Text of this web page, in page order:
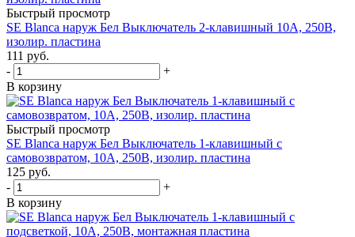
Быстрый просмотр
SE Blanca наруж Бел Выключатель 2-клавишный 10А, 250B,
изолир. пластина
111 руб.
-
+
В корзину
Быстрый просмотр
SE Blanca наруж Бел Выключатель 1-клавишный с
самовозвратом, 10А, 250В, изолир. пластина
125 руб.
-
+
В корзину